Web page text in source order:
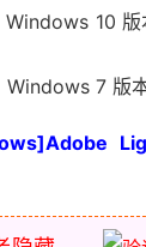
Windows 10
Windows 7 版